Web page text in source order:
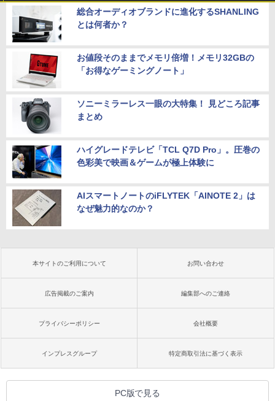
総合オーディオブランドに進化するSHANLING
とは何者か？
お値段そのままでメモリ倍増！メモリ32GBの
「お得なゲーミングノート」
ソニーミラーレス一眼の大特集！ 見どころ記事
まとめ
ハイグレードテレビ「TCL Q7D Pro」。圧巻の
色彩美で映画＆ゲームが極上体験に
AIスマートノートのiFLYTEK「AINOTE 2」は
なぜ魅力的なのか？
本サイトのご利用について お問い合わせ
広告掲載のご案内 編集部へのご連絡
プライバシーポリシー 会社概要
インプレスグループ 特定商取引法に基づく表示
PC版で見る